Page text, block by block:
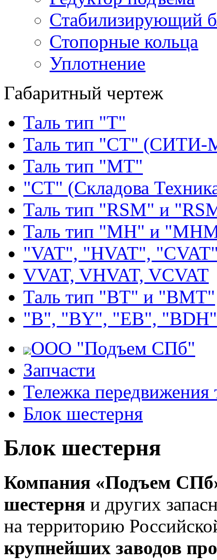
Стабилизирующий
Стопорные кольца
Уплотнение
Габаритный чертеж
Таль тип "Т"
Таль тип "СТ" (СИТИ-
Таль тип "МТ"
"СТ" (Складова
Таль тип "RSМ" и
Таль тип "MH" и
"VAT", "HVAT",
VVAT, VHVAT, VCVAT
Таль тип "BT" и "BMT"
"В", "BY", "EВ", "BDH"
ООО "Подъем СПб"
Запчасти
Тележка передвижения
Блок шестерня
Блок шестерня
Компания «Подъем
шестерня и других
на территорию
крупнейших заводов